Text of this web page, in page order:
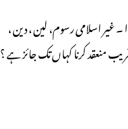
اسلامی رسوم، لین ، دین ،
منعقد کرنا کہاں تک جائز ہے ؟